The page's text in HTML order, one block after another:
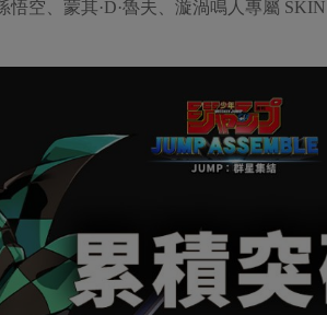
悟空、蒙其·D·魯夫、漩渦鳴人專屬